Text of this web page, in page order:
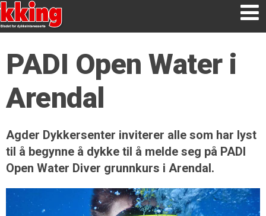
PADI Open Water i
Arendal
Agder Dykkersenter inviterer alle som har lyst
til å begynne å dykke til å melde seg på PADI
Open Water Diver grunnkurs i Arendal.